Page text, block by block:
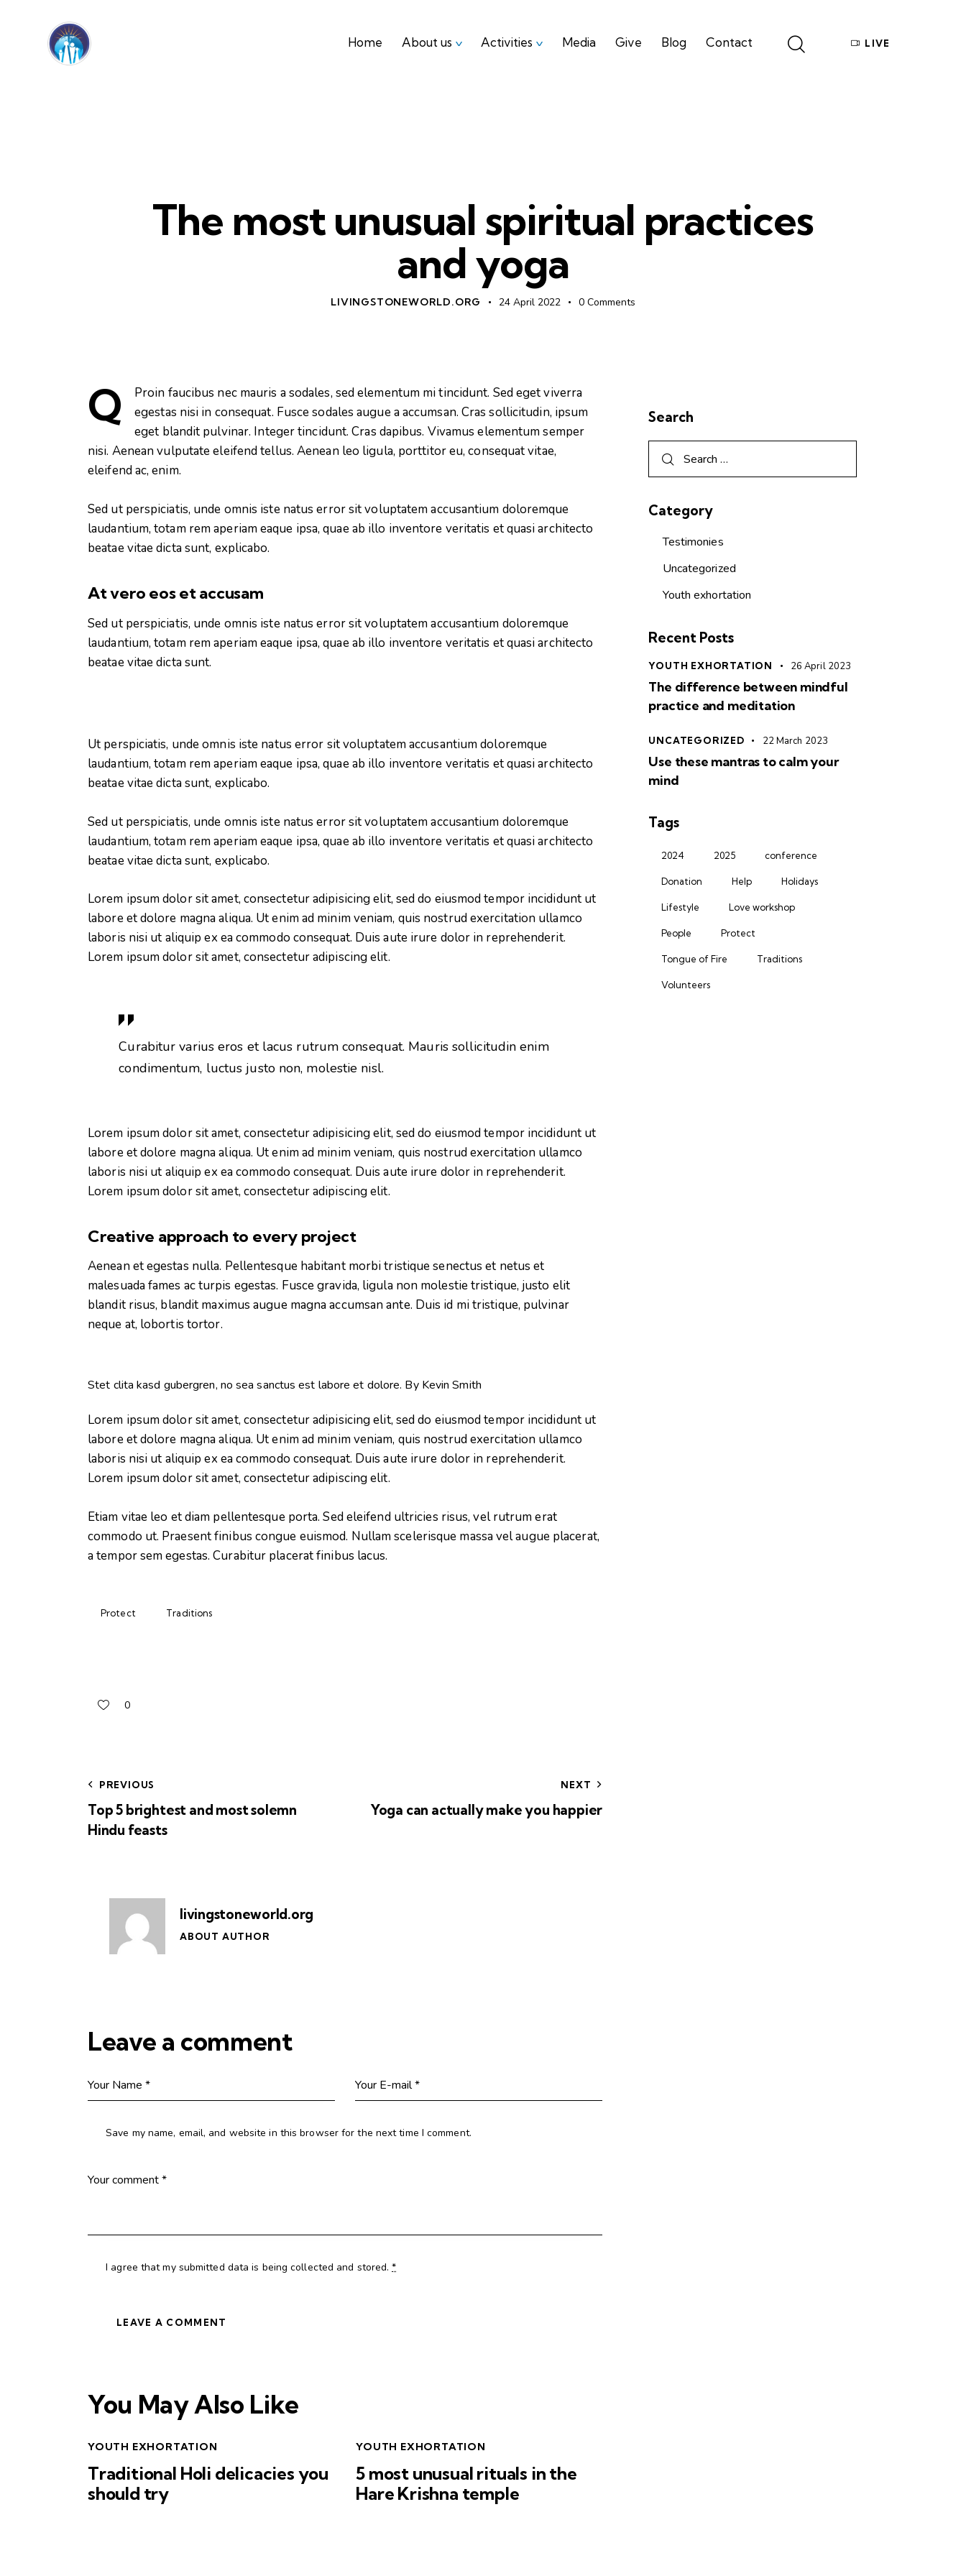
Home About us Activities Media Give Blog Contact LIVE
The most unusual spiritual practices
and yoga
LIVINGSTONEWORLD.ORG 24 April 2022 0 Comments
Q
Proin faucibus nec mauris a sodales, sed elementum mi tincidunt. Sed eget viverra
egestas nisi in consequat. Fusce sodales augue a accumsan. Cras sollicitudin, ipsum
eget blandit pulvinar. Integer tincidunt. Cras dapibus. Vivamus elementum semper
nisi. Aenean vulputate eleifend tellus. Aenean leo ligula, porttitor eu, consequat vitae,
eleifend ac, enim.
Sed ut perspiciatis, unde omnis iste natus error sit voluptatem accusantium doloremque
laudantium, totam rem aperiam eaque ipsa, quae ab illo inventore veritatis et quasi architecto
beatae vitae dicta sunt, explicabo.
At vero eos et accusam
Sed ut perspiciatis, unde omnis iste natus error sit voluptatem accusantium doloremque
laudantium, totam rem aperiam eaque ipsa, quae ab illo inventore veritatis et quasi architecto
beatae vitae dicta sunt.
Ut perspiciatis, unde omnis iste natus error sit voluptatem accusantium doloremque
laudantium, totam rem aperiam eaque ipsa, quae ab illo inventore veritatis et quasi architecto
beatae vitae dicta sunt, explicabo.
Sed ut perspiciatis, unde omnis iste natus error sit voluptatem accusantium doloremque
laudantium, totam rem aperiam eaque ipsa, quae ab illo inventore veritatis et quasi architecto
beatae vitae dicta sunt, explicabo.
Lorem ipsum dolor sit amet, consectetur adipisicing elit, sed do eiusmod tempor incididunt ut
labore et dolore magna aliqua. Ut enim ad minim veniam, quis nostrud exercitation ullamco
laboris nisi ut aliquip ex ea commodo consequat. Duis aute irure dolor in reprehenderit.
Lorem ipsum dolor sit amet, consectetur adipiscing elit.
Curabitur varius eros et lacus rutrum consequat. Mauris sollicitudin enim
condimentum, luctus justo non, molestie nisl.
Lorem ipsum dolor sit amet, consectetur adipisicing elit, sed do eiusmod tempor incididunt ut
labore et dolore magna aliqua. Ut enim ad minim veniam, quis nostrud exercitation ullamco
laboris nisi ut aliquip ex ea commodo consequat. Duis aute irure dolor in reprehenderit.
Lorem ipsum dolor sit amet, consectetur adipiscing elit.
Creative approach to every project
Aenean et egestas nulla. Pellentesque habitant morbi tristique senectus et netus et
malesuada fames ac turpis egestas. Fusce gravida, ligula non molestie tristique, justo elit
blandit risus, blandit maximus augue magna accumsan ante. Duis id mi tristique, pulvinar
neque at, lobortis tortor.
Stet clita kasd gubergren, no sea sanctus est labore et dolore. By Kevin Smith
Lorem ipsum dolor sit amet, consectetur adipisicing elit, sed do eiusmod tempor incididunt ut
labore et dolore magna aliqua. Ut enim ad minim veniam, quis nostrud exercitation ullamco
laboris nisi ut aliquip ex ea commodo consequat. Duis aute irure dolor in reprehenderit.
Lorem ipsum dolor sit amet, consectetur adipiscing elit.
Etiam vitae leo et diam pellentesque porta. Sed eleifend ultricies risus, vel rutrum erat
commodo ut. Praesent finibus congue euismod. Nullam scelerisque massa vel augue placerat,
a tempor sem egestas. Curabitur placerat finibus lacus.
Protect Traditions
0
PREVIOUS
Top 5 brightest and most solemn
Hindu feasts
NEXT
Yoga can actually make you happier
livingstoneworld.org
ABOUT AUTHOR
Leave a comment
Save my name, email, and website in this browser for the next time I comment.
I agree that my submitted data is beingcollected and stored.*
You May Also Like
YOUTH EXHORTATION
Traditional Holi delicacies you
should try
YOUTH EXHORTATION
5 most unusual rituals in the
Hare Krishna temple
Search
Category
Testimonies
Uncategorized
Youth exhortation
Recent Posts
YOUTH EXHORTATION 26 April 2023
The difference between mindful
practice and meditation
UNCATEGORIZED 22 March 2023
Use these mantras to calm your
mind
Tags
2024 2025 conference
Donation Help Holidays
Lifestyle Love workshop
People Protect
Tongue of Fire Traditions
Volunteers